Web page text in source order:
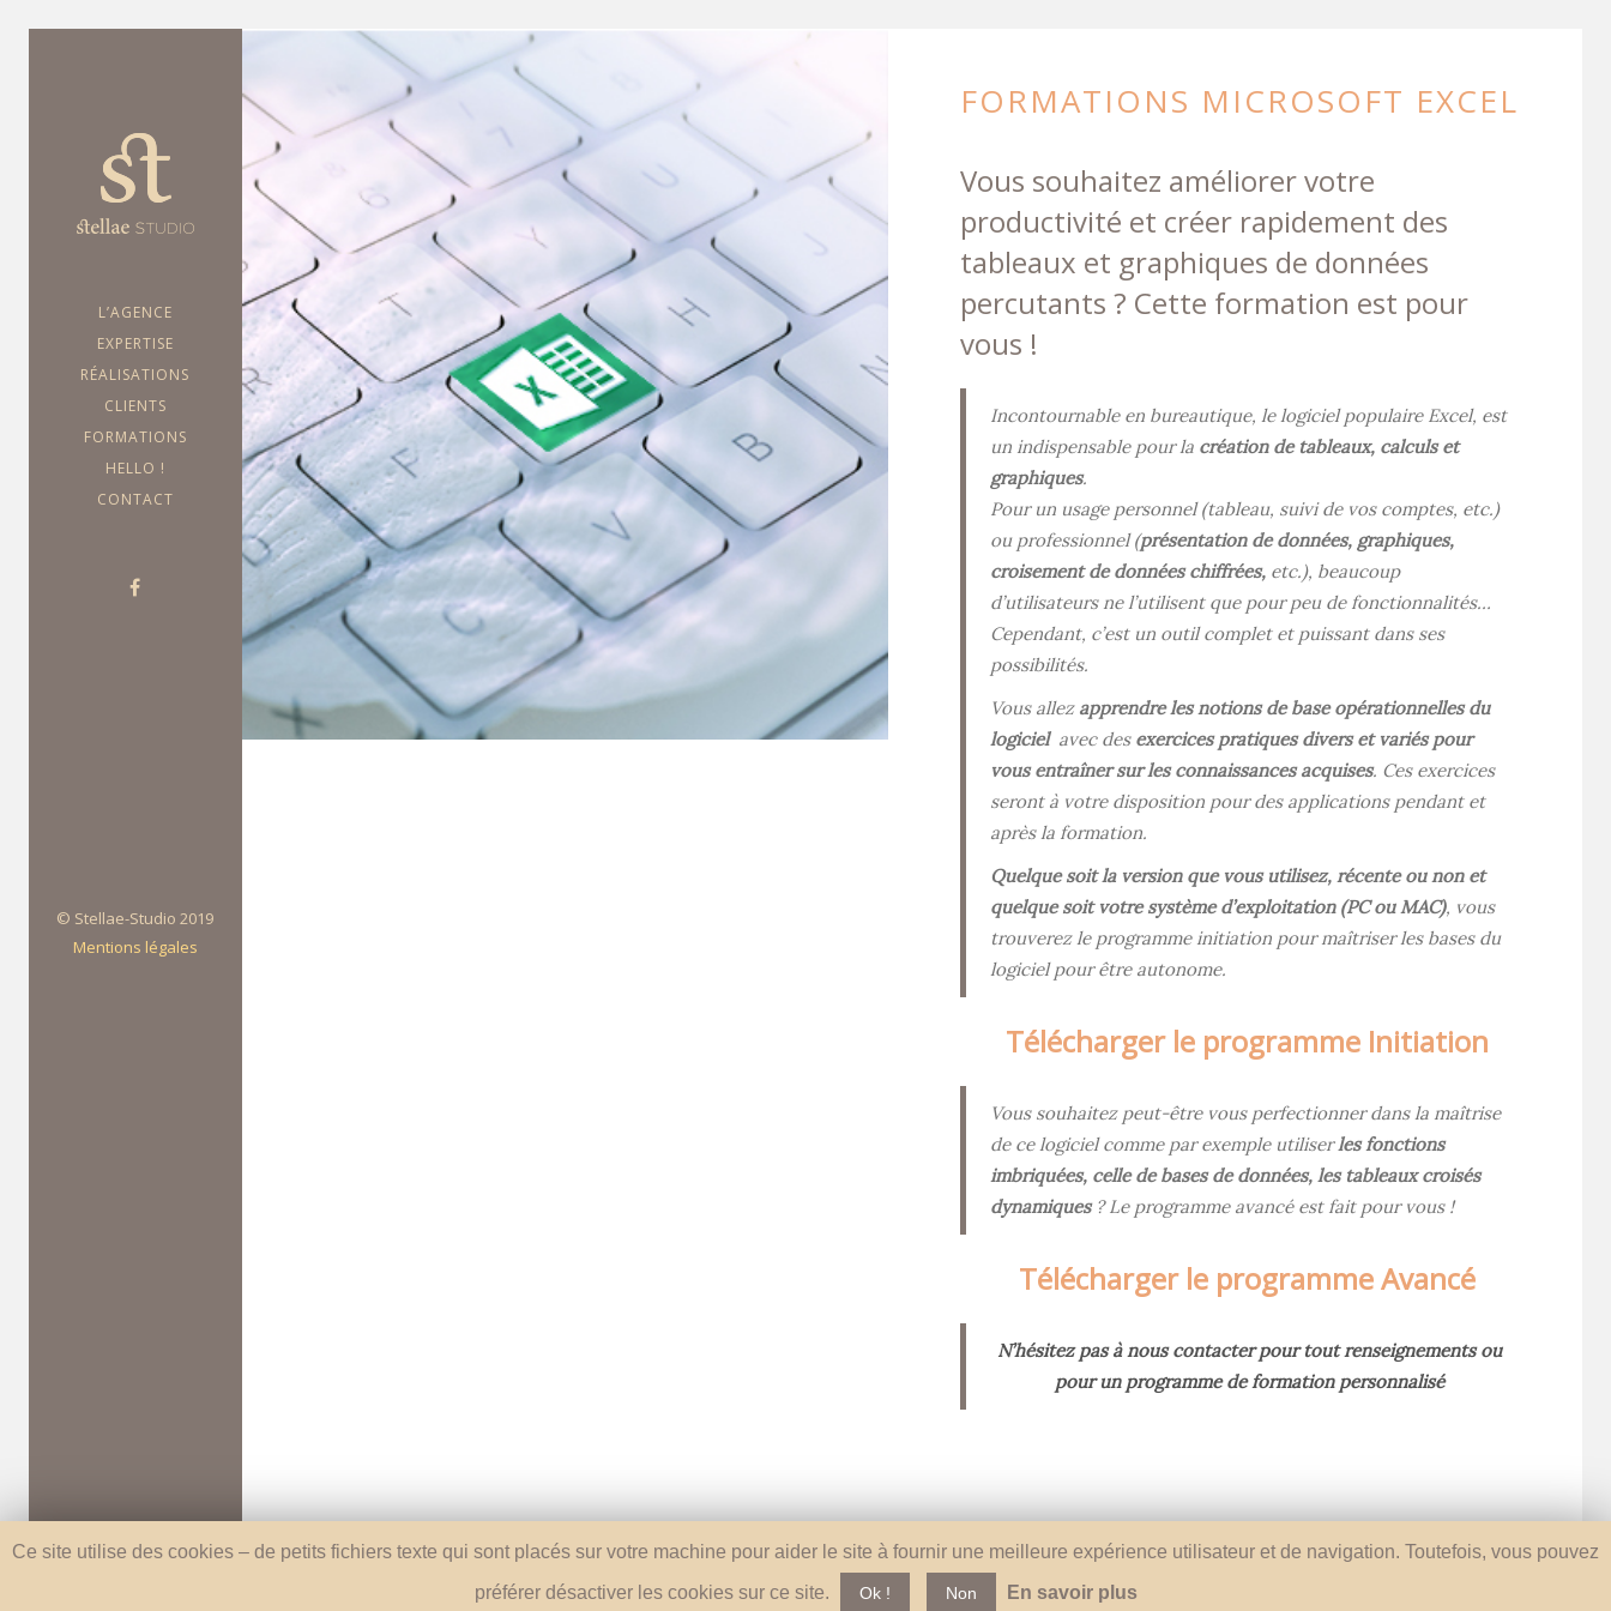
L’AGENCE
EXPERTISE
RÉALISATIONS
CLIENTS
FORMATIONS
HELLO !
CONTACT
© Stellae-Studio 2019
Mentions légales
FORMATIONS MICROSOFT EXCEL
Vous souhaitez améliorer votre
productivité et créer rapidement des
tableaux et graphiques de données
percutants ? Cette formation est pour
vous !
Incontournable en bureautique, le logiciel populaire Excel, est
un indispensable pour la création de tableaux, calculs et
graphiques.
Pour un usage personnel(tableau, suivi de vos comptes, etc.)
ou professionnel (présentation de données, graphiques,
croisement de données chiffrées,etc.), beaucoup
d’utilisateurs ne l’utilisent que pour peu de fonctionnalités…
Cependant, c’est un outil complet et puissant dans ses
possibilités.
Vous allez apprendre les notions de base opérationnelles du
logicielavec des exercices pratiques divers et variés pour
vous entraîner sur les connaissances acquises. Ces exercices
seront à votre disposition pour des applications pendant et
après la formation.
Quelque soit la version que vous utilisez, récente ou non et
quelque soit votre système d’exploitation (PC ou MAC), vous
trouverez le programme initiation pour maîtriser les bases du
logiciel pour être autonome.
Télécharger le programme Initiation
Vous souhaitez peut-être vous perfectionner dans la maîtrise
de ce logiciel comme par exemple utiliserles fonctions
imbriquées, celle de bases de données, les tableaux croisés
dynamiques? Le programme avancé est fait pour vous !
Télécharger le programme Avancé
N’hésitez pas à nous contacter pour tout renseignements ou
pour un programme de formation personnalisé
Retour
Ce site utilise des cookies – de petits fichiers texte qui sont placés sur votre machine pour aider le site à fournir une meilleure expérience utilisateur et de navigation. Toutefois, vous pouvez
préférer désactiver les cookies sur ce site.
Ok ! Non En savoir plus